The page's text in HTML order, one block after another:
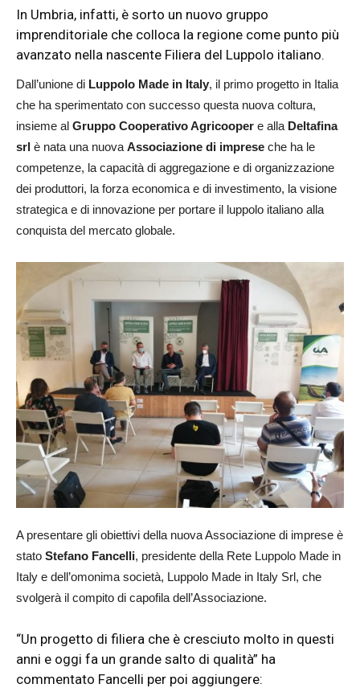
In Umbria, infatti, è sorto un nuovo gruppo
imprenditoriale che colloca la regione come punto più
avanzato nella nascente Filiera del Luppolo italiano.
Dall’unione di Luppolo Made in Italy, il primo progetto in Italia
che ha sperimentato con successo questa nuova coltura,
insieme al Gruppo Cooperativo Agricooper e alla Deltafina
srl è nata una nuova Associazione di imprese che ha le
competenze, la capacità di aggregazione e di organizzazione
dei produttori, la forza economica e di investimento, la visione
strategica e di innovazione per portare il luppolo italiano alla
conquista del mercato globale.
A presentare gli obiettivi della nuova Associazione di imprese è
stato Stefano Fancelli, presidente della Rete Luppolo Made in
Italy e dell’omonima società, Luppolo Made in Italy Srl, che
svolgerà il compito di capofila dell’Associazione.
“Un progetto di filiera che è cresciuto molto in questi
anni e oggi fa un grande salto di qualità” ha
commentato Fancelli per poi aggiungere: